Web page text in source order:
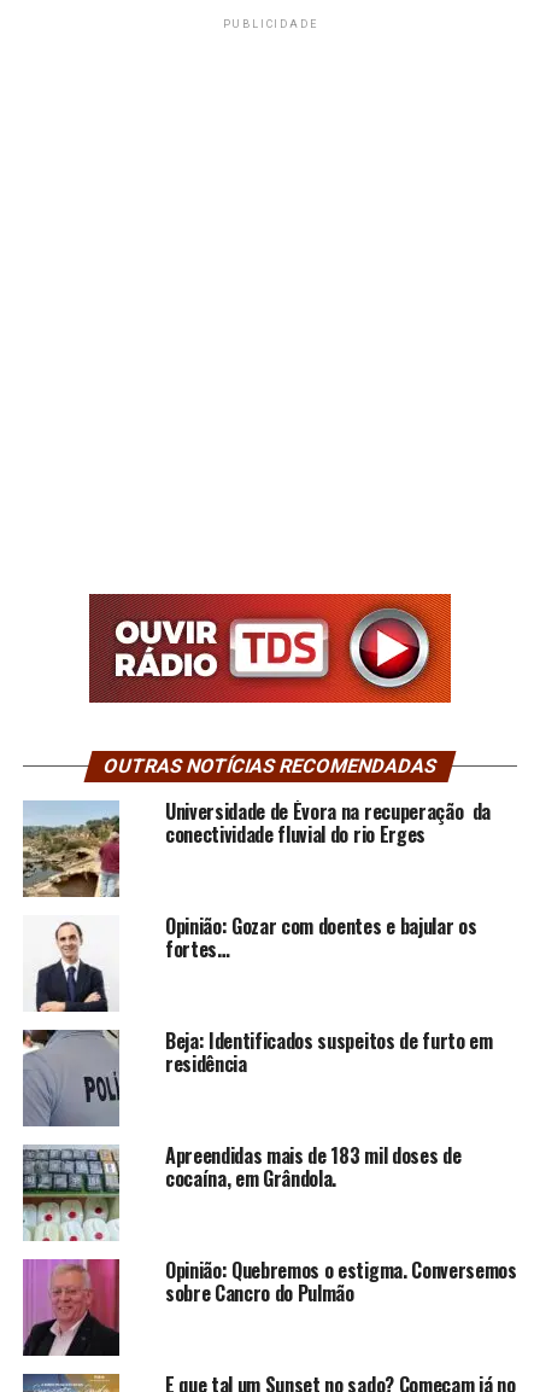
PUBLICIDADE
OUTRAS NOTÍCIAS RECOMENDADAS
Universidade de Évora na recuperação da
conectividade fluvial do rio Erges
Opinião: Gozar com doentes e bajular os
fortes…
Beja: Identificados suspeitos de furto em
residência
Apreendidas mais de 183 mil doses de
cocaína, em Grândola.
Opinião: Quebremos o estigma. Conversemos
sobre Cancro do Pulmão
E que tal um Sunset no sado? Começam já no